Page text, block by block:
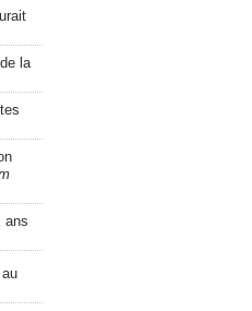
la
ans
au